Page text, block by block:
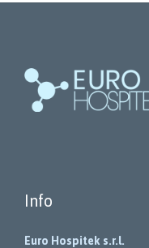
Info
Euro Hospitek s.r.l.